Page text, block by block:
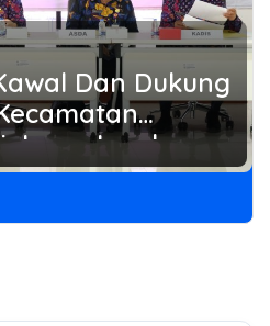
Dan Dukung
Juara Lomba
Tingkat